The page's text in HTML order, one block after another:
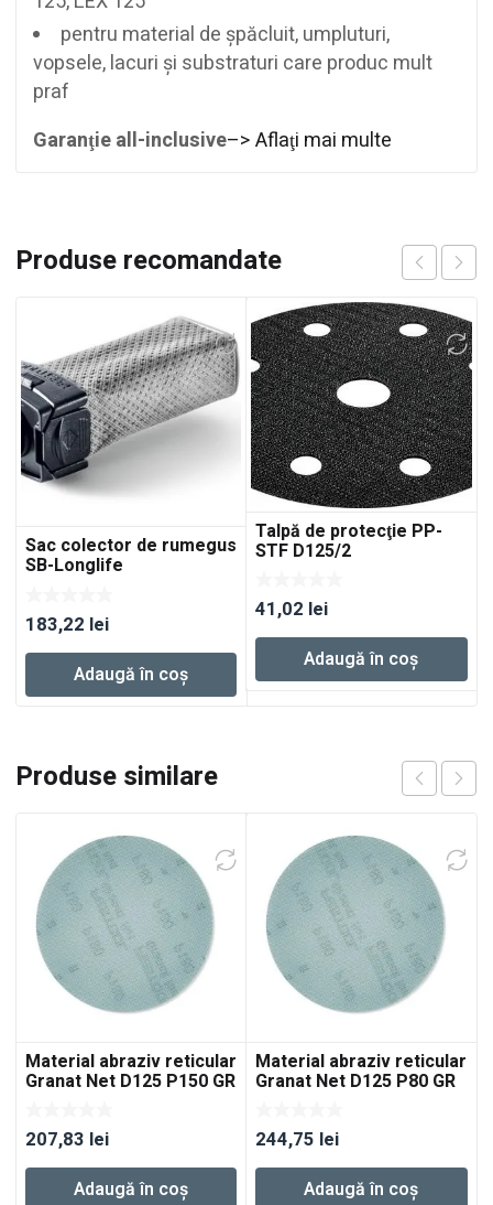
pentru material de şpăcluit, umpluturi,
vopsele, lacuri şi substraturi care produc mult
praf
Garanţie all-inclusive–> Aflaţi mai multe
Produse recomandate
Sac colector de rumegus
SB-Longlife
183,22 lei
Adaugă în coș
Talpă de protecţie PP-
STF D125/2
41,02 lei
Adaugă în coș
Produse similare
Material abraziv reticular
Granat Net D125 P150 GR
207,83 lei
Adaugă în coș
Material abraziv reticular
Granat Net D125 P80 GR
244,75 lei
Adaugă în coș